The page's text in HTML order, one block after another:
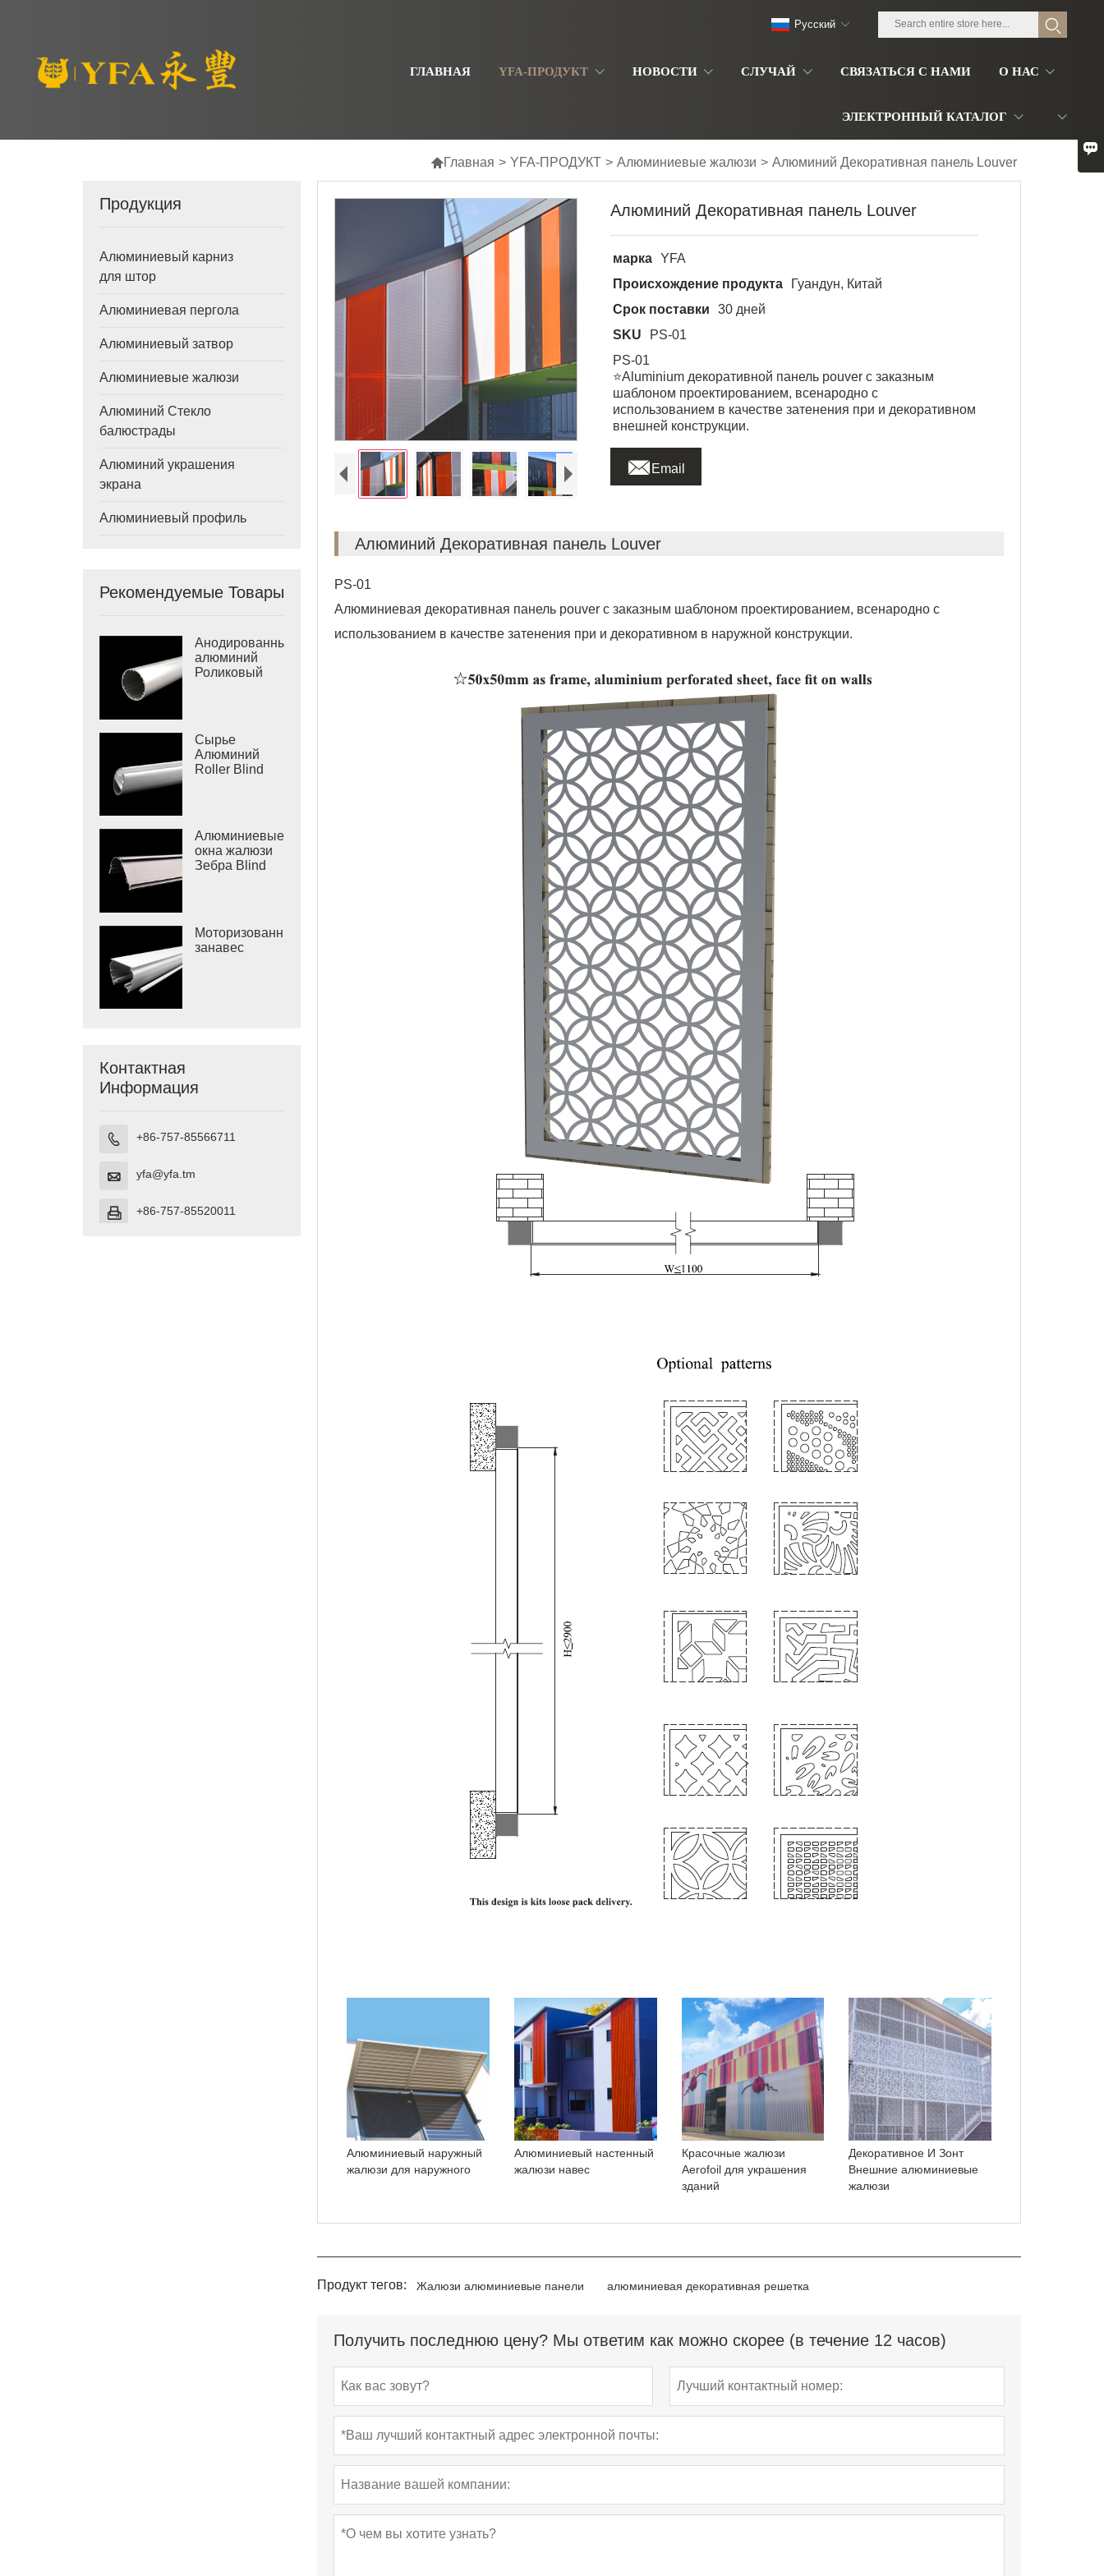
ГЛАВНАЯ YFA-ПРОДУКТ НОВОСТИ СЛУЧАЙ СВЯЗАТЬСЯ С НАМИ О НАС
ЭЛЕКТРОННЫЙ КАТАЛОГ
Pусский
Главная > YFA-ПРОДУКТ > Алюминиевые жалюзи > Алюминий Декоративная панель Louver
Продукция
Алюминиевый карниз
для штор
Алюминиевая пергола
Алюминиевый затвор
Алюминиевые жалюзи
Алюминий Стекло
балюстрады
Алюминий украшения
экрана
Алюминиевый профиль
Рекомендуемые Товары
Анодированный
алюминий
Роликовый
Сырье
Алюминий
Roller Blind
Алюминиевые
окна жалюзи
Зебра Blind
Моторизованный
занавес
Контактная
Информация
 +86-757-85566711
 yfa@yfa.tm
 +86-757-85520011
Алюминий Декоративная панель Louver
марка
YFA
Происхождение продукта
Гуандун, Китай
Срок поставки
30 дней
SKU
PS-01
PS-01
⭐Aluminium декоративной панель pouver с заказным
шаблоном проектированием, всенародно с
использованием в качестве затенения при и декоративном
внешней конструкции.
 Email
Алюминий Декоративная панель Louver
PS-01
Алюминиевая декоративная панель pouver с заказным шаблоном проектированием, всенародно с
использованием в качестве затенения при и декоративном в наружной конструкции.
Алюминиевый наружный
жалюзи для наружного
Алюминиевый настенный
жалюзи навес
Красочные жалюзи
Aerofoil для украшения
зданий
Декоративное И Зонт
Внешние алюминиевые
жалюзи
Продукт тегов: Жалюзи алюминиевые панели алюминиевая декоративная решетка
Получить последнюю цену? Мы ответим как можно скорее (в течение 12 часов)
